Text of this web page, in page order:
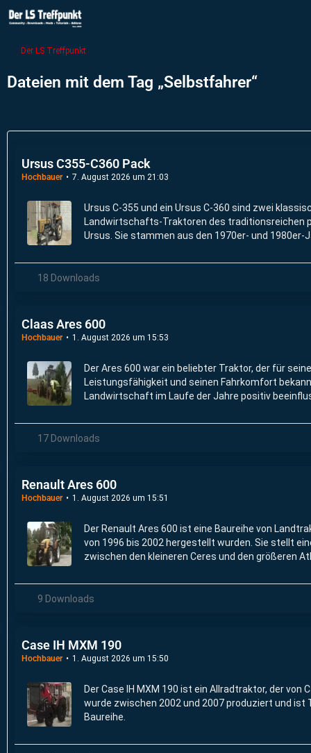
Der LS Treffpunkt
Dateien mit dem Tag „Selbstfahrer“
Ursus C355-C360 Pack
Hochbauer 7. August 2026 um 21:03
Ursus C-355 und ein Ursus C-360 sind zwei
Landwirtschafts-Traktoren des traditionsreichen
Ursus. Sie stammen aus den 1970er- und 1980er-
18 Downloads
Claas Ares 600
Hochbauer 1. August 2026 um 15:53
Der Ares 600 war ein beliebter Traktor, der für
Leistungsfähigkeit und seinen Fahrkomfort
Landwirtschaft im Laufe der Jahre positiv
17 Downloads
Renault Ares 600
Hochbauer 1. August 2026 um 15:51
Der Renault Ares 600 ist eine Baureihe von
von 1996 bis 2002 hergestellt wurden. Sie stellt
zwischen den kleineren Ceres und den größeren
9 Downloads
Case IH MXM 190
Hochbauer 1. August 2026 um 15:50
Der Case IH MXM 190 ist ein Allradtraktor, der von
wurde zwischen 2002 und 2007 produziert und ist
Baureihe.